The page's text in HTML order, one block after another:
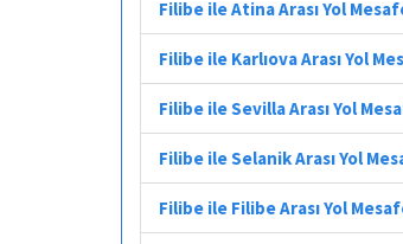
Filibe ile Atina Arası Yol
Filibe ile Karlıova Arası Yol
Filibe ile Sevilla Arası Yol
Filibe ile Selanik Arası Yol
Filibe ile Filibe Arası Yol